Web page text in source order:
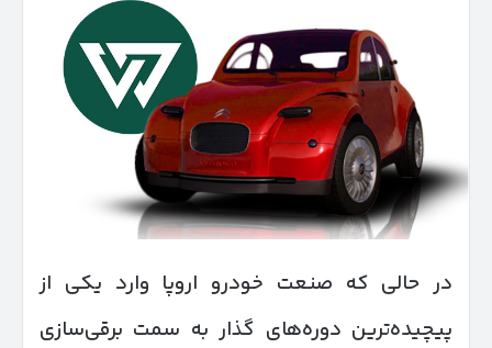
در حالی که صنعت خودرو اروپا وارد یکی از
پیچیده‌ترین دوره‌های گذار به سمت برقی‌سازی